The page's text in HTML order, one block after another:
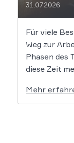
31.07.2026
Für viele
Weg zur
Phasen des
diese Zeit
in die
Mehr